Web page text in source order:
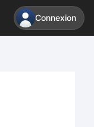
Connexion